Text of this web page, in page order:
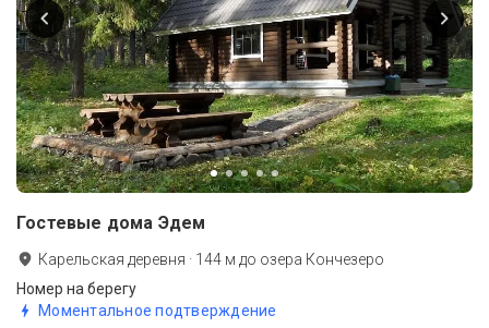
Гостевые дома Эдем
Карельская деревня · 144 м до озера Кончезеро
Номер на берегу
Моментальное подтверждение